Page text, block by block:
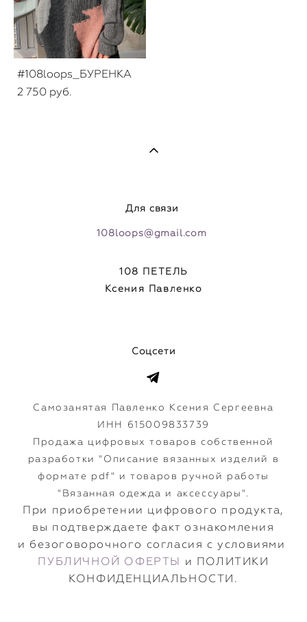
#108loops_БУРЕНКА
2 750 pуб.
Для связи
108loops@gmail.com
108 ПЕТЕЛЬ
Ксения Павленко
Соцсети
Самозанятая Павленко Ксения Сергеевна
ИНН 615009833739
Продажа цифровых товаров собственной
разработки "Описание вязанных изделий в
формате pdf" и товаров ручной работы
"Вязанная одежда и аксессуары".
​При приобретении цифрового продукта,
вы подтверждаете факт ознакомления
и безоговорочного согласия с условиями
ПУБЛИЧНОЙ ОФЕРТЫ и ПОЛИТИКИ
КОНФИДЕНЦИАЛЬНОСТИ.